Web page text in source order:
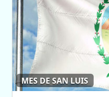
MES DE SAN LUIS